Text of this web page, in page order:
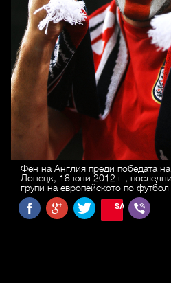
Фен на Англия преди победата
Донецк, 18 юни 2012 г.,
групи на европейското по футбол
SAVE